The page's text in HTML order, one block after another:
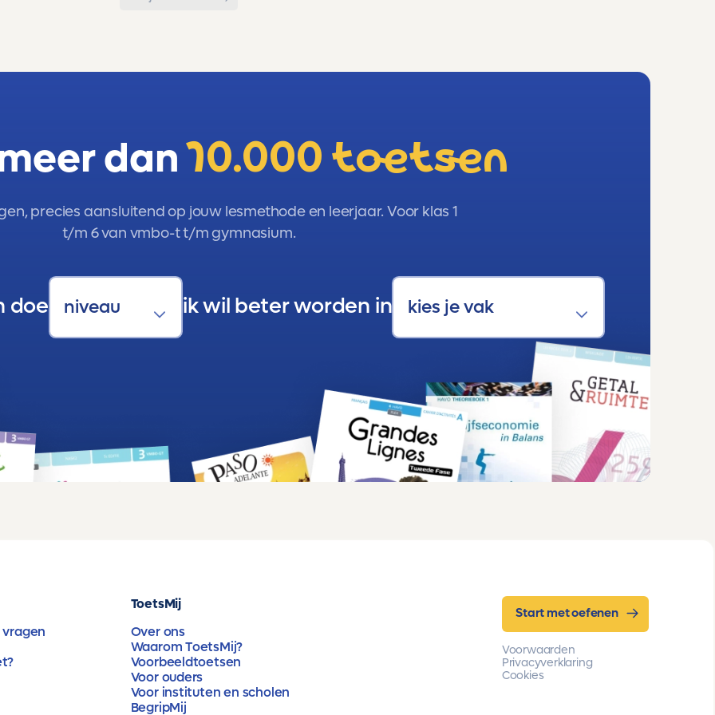
dan10.000 toetsen
precies aansluitend op jouw lesmethode en leerjaar. Voor klas 1
t/m 6 van vmbo-t t/m gymnasium.
doe ik wil beter worden in
ToetsMij
Over ons
Waarom ToetsMij?
Voorbeeldtoetsen
Voor ouders
Voor instituten en scholen
BegripMij
Start met oefenen
Voorwaarden
Privacyverklaring
Cookies